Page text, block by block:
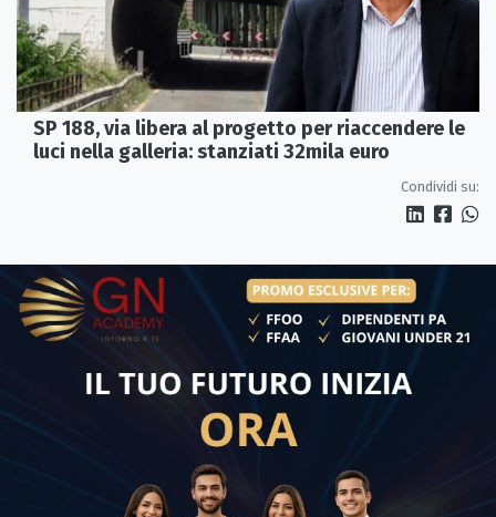
SP 188, via libera al progetto per riaccendere le
luci nella galleria: stanziati 32mila euro
Condividi su: